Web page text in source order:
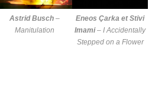
Astrid Busch–
Manitulation
Eneos Çarka et Stivi
Imami–I Accidentally
Stepped on a Flower